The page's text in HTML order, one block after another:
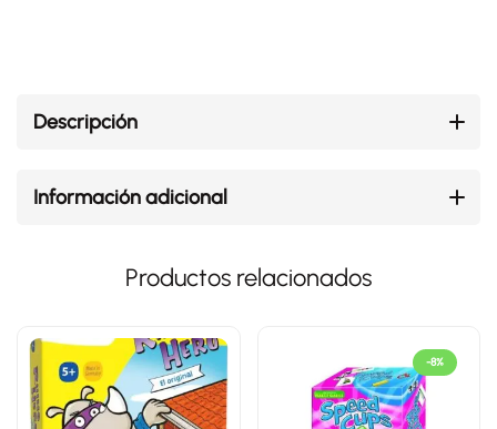
Descripción
Información adicional
Productos relacionados
-8%